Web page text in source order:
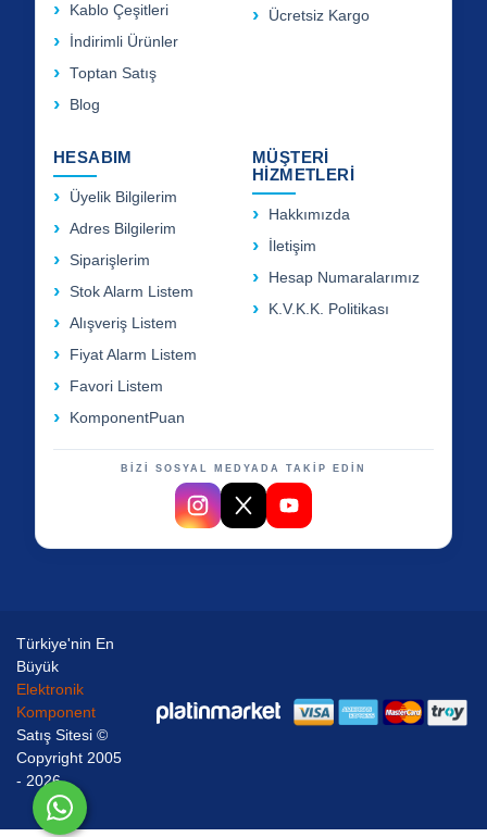
Kablo Çeşitleri
İndirimli Ürünler
Toptan Satış
Blog
Ücretsiz Kargo
HESABIM
Üyelik Bilgilerim
Adres Bilgilerim
Siparişlerim
Stok Alarm Listem
Alışveriş Listem
Fiyat Alarm Listem
Favori Listem
KomponentPuan
MÜŞTERİ
HİZMETLERİ
Hakkımızda
İletişim
Hesap Numaralarımız
K.V.K.K. Politikası
BİZİ SOSYAL MEDYADA TAKİP EDİN
Türkiye'nin En
Büyük
Elektronik
Komponent
Satış Sitesi ©
Copyright 2005
- 2026